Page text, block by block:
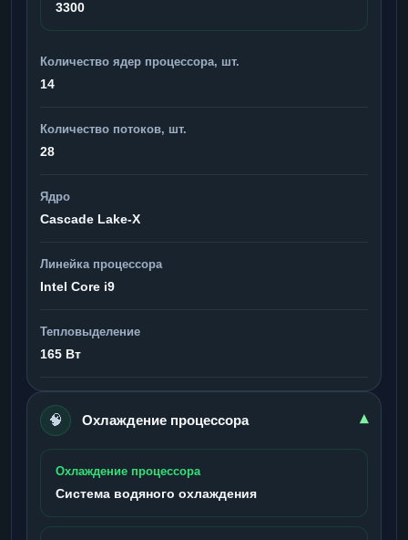
3300
Количество ядер процессора, шт.
14
Количество потоков, шт.
28
Ядро
Cascade Lake-X
Линейка процессора
Intel Core i9
Тепловыделение
165 Вт
🧠 Охлаждение процессора ▾
Охлаждение процессора
Система водяного охлаждения